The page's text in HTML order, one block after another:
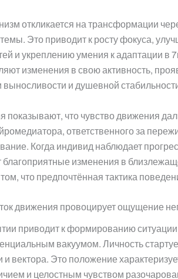
откликается на трансформации
Это приводит к росту фокуса,
и укреплению умения к адаптации в
изменения в свою активность,
и душевной
показывают, что чувство движения
ответственного за
Когда индивид наблюдает
благоприятные изменения в
что предпочтённая тактика
движения провоцирует ощущение
приводит к формированию
вакуумом. Личность
и вектора. Это положение
и целостным чувством